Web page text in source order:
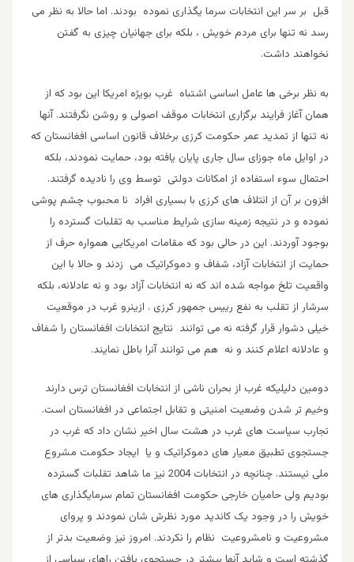
قبل بر سر این انتخابات سرما یگذاری نموده بودند. اما حالا به نظر می
رسد نه تنها برای مردم خویش ، بلکه برای جهانیان چیزی به گفتن
نخواهند داشت.
به نظر برخی ها عامل اساسی اشتباه غرب بویژه امریکا این بود که از
همان آغاز فرایند برگزاری انتخابات موقف اصولی و روشن نگرفتند. آنها
نه تنها از تمدید عمر حکومت کرزی برخلاف قانون اساسی افغانستان که
در اوایل ماه جوزای سال جاری پایان یافته بود، حمایت نمودند، بلکه
احتمال سوء استفاده از امکانات دولتی توسط وی را نادیده گرفتند.
افزون بر آن از ائتلاف های کرزی با بسیاری افراد نا محبوب چشم پوشی
نموده و در نتیجه زمینه سازی شرایط مناسب به تقلبات گسترده را
بوجود آوردند. این در حالی بود که مقامات امریکایی همواره حرف از
حمایت از انتخابات آزاد، شفاف و دموکراتیک می زدند و حالا با این
واقعیت تلخ مواجه شده اند که نه انتخابات آزاد بود و نه عادلانه، بلکه
سرشار از تقلب به نفع رییس جمهور کرزی . ازینرو غرب در موقعیت
خیلی دشوار قرار گرفته نه می توانند نتایج انتخابات افغانستان را شفاف
و عادلانه اعلام کنند و نه هم می توانند آنرا باطل نمایند.
دومین دلیلیکه غرب از بحران ناشی از انتخابات افغانستان ترس دارند
وخیم تر شدن وضعیت امنیتی و تقابل اجتماعی در افغانستان است.
تجارب سیاست های غرب در هشت سال اخیر نشان داد که غرب در
جستجوی تطبیق معیار های دموکراتیک و یا ایجاد حکومت مشروع
ملی نیستند. چنانچه در انتخابات 2004 نیز ما شاهد تقلبات گسترده
بودیم ولی حامیان خارجی حکومت افغانستان تمام سرمایگذاری های
خویش را در وجود یک کاندید مورد نظرش شان نمودند و پروای
مشروعیت و نامشروعیت نظام را نکردند. امروز نیز وضعیت بدتر از